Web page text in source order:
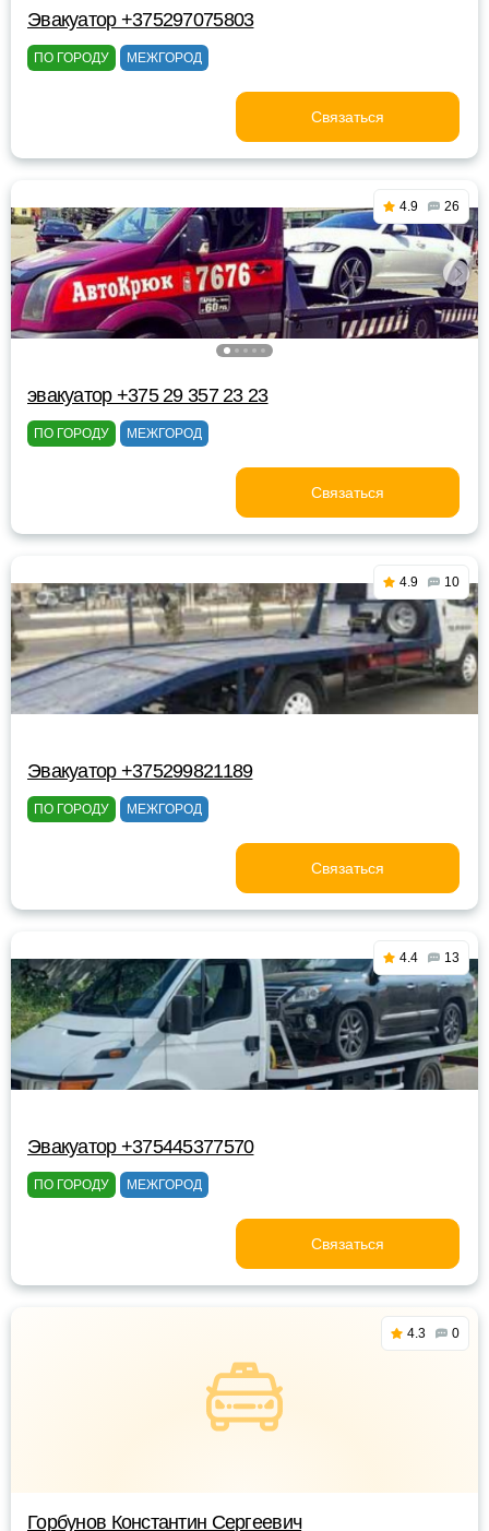
Эвакуатор +375297075803
ПО ГОРОДУ МЕЖГОРОД
Связаться
4.9 26
эвакуатор +375 29 357 23 23
ПО ГОРОДУ МЕЖГОРОД
Связаться
4.9 10
Эвакуатор +375299821189
ПО ГОРОДУ МЕЖГОРОД
Связаться
4.4 13
Эвакуатор +375445377570
ПО ГОРОДУ МЕЖГОРОД
Связаться
4.3 0
Горбунов Константин Сергеевич